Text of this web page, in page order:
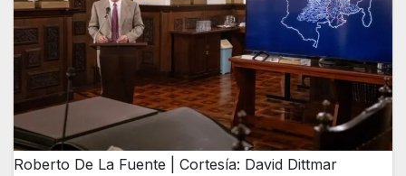
Roberto De La Fuente | Cortesía: David Dittmar